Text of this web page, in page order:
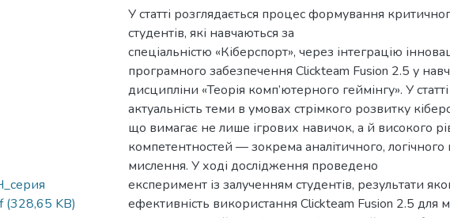
(328,65 KB)
У статті розглядається процес формування
студентів, які навчаються за
спеціальністю «Кіберспорт», через інтеграцію
програмного забезпечення Clickteam Fusion 2.5 у
дисципліни «Теорія комп’ютерного геймінгу». У
актуальність теми в умовах стрімкого розвитку
що вимагає не лише ігрових навичок, а й високого
компетентностей — зокрема аналітичного, логічного
мислення. У ході дослідження проведено
експеримент із залученням студентів, результати
ефективність використання Clickteam Fusion 2.5 для